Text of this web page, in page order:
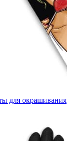
для окрашивания